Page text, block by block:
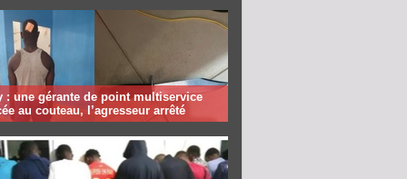
: une gérante de point multiservice
au couteau, l’agresseur arrêté